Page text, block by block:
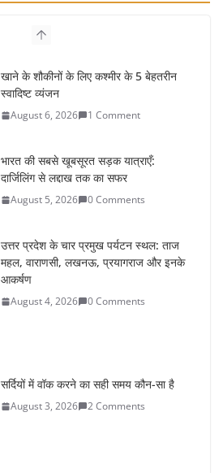
खाने के शौकीनों के लिए कश्मीर के 5 बेहतरीन
स्वादिष्ट व्यंजन
August 6, 2026 1 Comment
भारत की सबसे खूबसूरत सड़क यात्राएँ:
दार्जिलिंग से लद्दाख तक का सफर
August 5, 2026 0 Comments
उत्तर प्रदेश के चार प्रमुख पर्यटन स्थल: ताज
महल, वाराणसी, लखनऊ, प्रयागराज और इनके
आकर्षण
August 4, 2026 0 Comments
सर्दियों में वॉक करने का सही समय कौन-सा है
August 3, 2026 2 Comments